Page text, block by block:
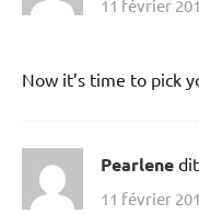
11 février
Now it’s time to pick
Pearlene
11 février